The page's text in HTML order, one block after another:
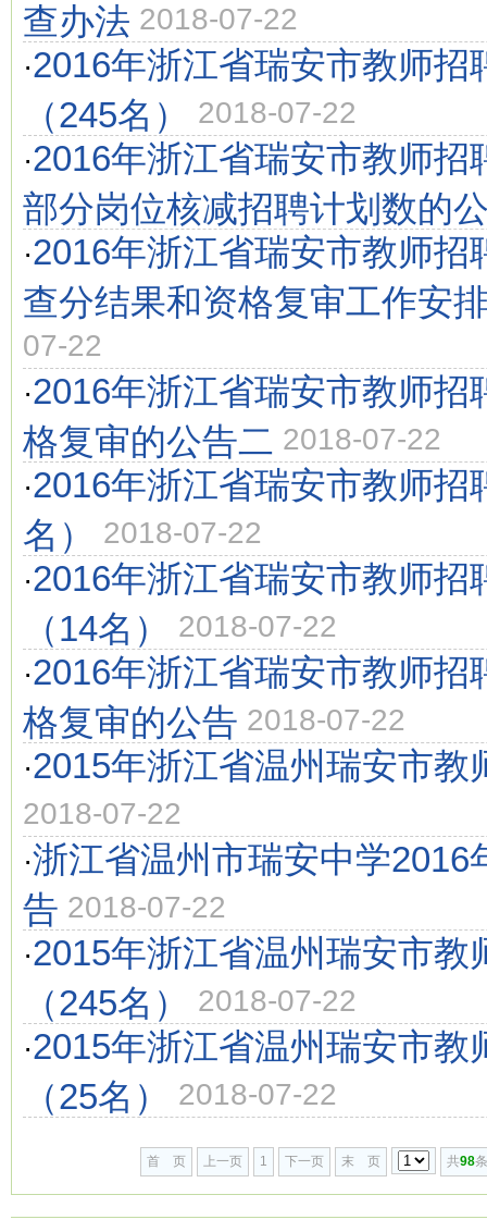
查办法 2018-07-22
·2016年浙江省瑞安市教师招
（245名）
2018-07-22
·2016年浙江省瑞安市教师招
部分岗位核减招聘计划数的
·2016年浙江省瑞安市教师招
查分结果和资格复审工作安
07-22
·2016年浙江省瑞安市教师招
格复审的公告二 2018-07-22
·2016年浙江省瑞安市教师招
名）
2018-07-22
·2016年浙江省瑞安市教师招
（14名）
2018-07-22
·2016年浙江省瑞安市教师招
格复审的公告 2018-07-22
·2015年浙江省温州瑞安市教
2018-07-22
·浙江省温州市瑞安中学2016
告 2018-07-22
·2015年浙江省温州瑞安市教
（245名）
2018-07-22
·2015年浙江省温州瑞安市教
（25名） 2018-07-22
首 页 上一页 1 下一页 末 页 共98